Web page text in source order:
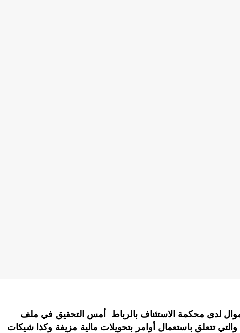
لدى محكمة الاستئناف بالرباط أمس التحقيق في ملف
تتعلق باستعمال أوامر بتحويلات مالية مزيفة وكذا شيكات